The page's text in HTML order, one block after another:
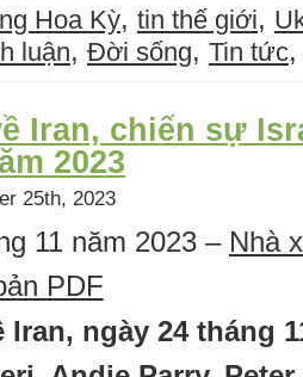
Hoa Kỳ, tin thế giới,
luận, Đời sống, Tin tức
Iran, chiến sự
2023
25th, 2023
11 năm 2023 – Nhà
PDF
Iran, ngày 24 tháng